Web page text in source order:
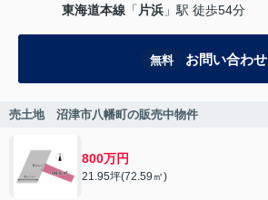
東海道本線 「片浜 」駅 徒歩54分
無料 お問い合わせ
売土地 沼津市八幡町の販売中物件
800万円
21.95坪(72.59㎡)